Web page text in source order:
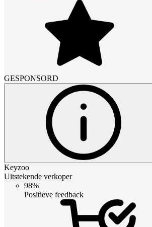
GESPONSORD
Keyzoo
Uitstekende verkoper
98%
Positieve feedback